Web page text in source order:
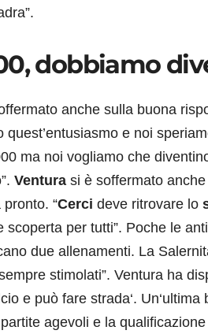
dobbiamo
anche sulla buona
quest’entusiasmo e noi
ma noi vogliamo che
Ventura si è soffermato
“Cerci deve ritrovare lo
per tutti”. Poche le
due allenamenti. La
stimolati”. Ventura ha
e può fare strada‘. Un‘ultima
agevoli e la